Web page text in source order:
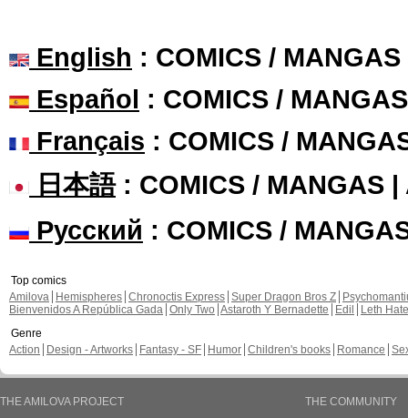
English : COMICS /
Español : COMICS /
Français : COMICS /
日本語: COMICS / MANGAS |
Русский : COMICS /
Top comics
Amilova
Hemispheres Chronoctis Express Super Dragon Bros Z
Bienvenidos A República Gada Only Two Astaroth Y Bernadette Edil
Leth Hate
Genre
Action
Design - Artworks Fantasy - SF Humor Children's books Romance
THE AMILOVA PROJECT
THE COMMUNITY